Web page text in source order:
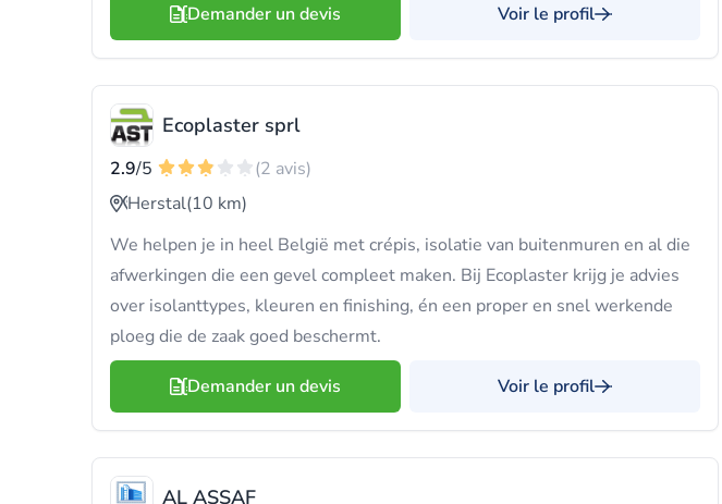
Demander un devis Voir le profil
Ecoplaster sprl
2.9/5
(2 avis)
Herstal(10 km)
We helpen je in heel België met crépis, isolatie van buitenmuren en al die
afwerkingen die een gevel compleet maken. Bij Ecoplaster krijg je advies
over isolanttypes, kleuren en finishing, én een proper en snel werkende
ploeg die de zaak goed beschermt.
Demander un devis Voir le profil
AL ASSAF